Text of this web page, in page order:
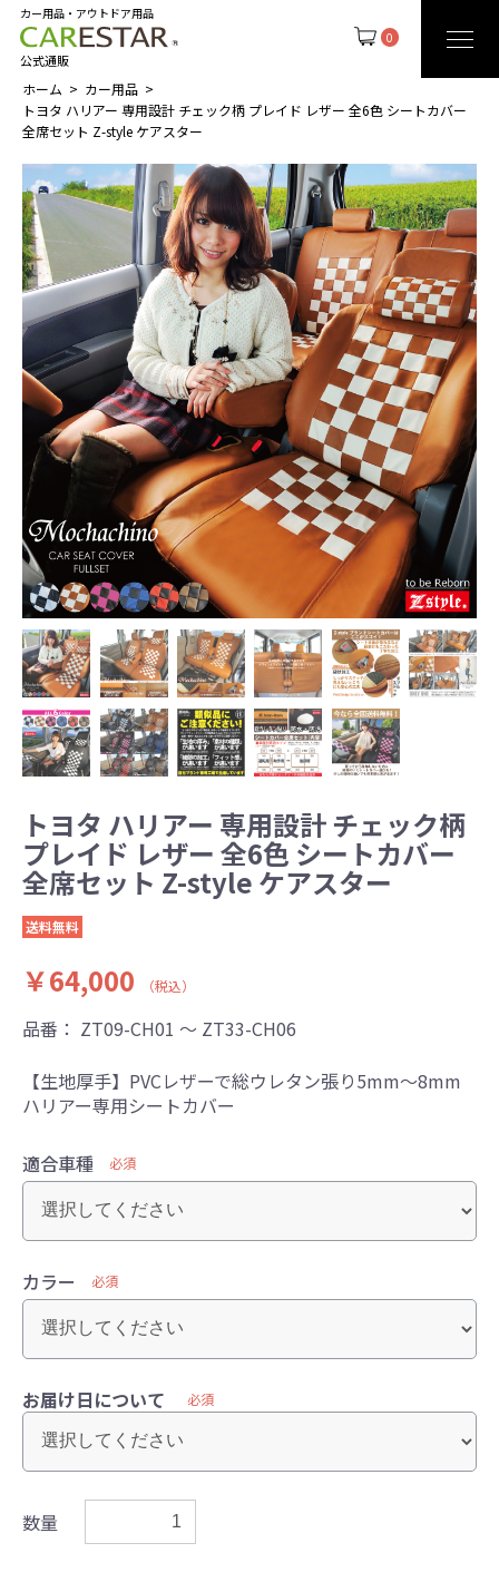
0
カー用品・アウトドア用品
公式通販
ホーム
カー用品
トヨタ ハリアー 専用設計 チェック柄 プレイド レザー 全6色 シートカバー
全席セット Z-style ケアスター
トヨタ ハリアー 専用設計 チェック柄
プレイド レザー 全6色 シートカバー
全席セット Z-style ケアスター
送料無料
￥64,000 （税込）
品番： ZT09-CH01 ～ ZT33-CH06
【生地厚手】PVCレザーで総ウレタン張り5mm～8mm
ハリアー専用シートカバー
適合車種 必須
カラー 必須
お届け日について 必須
数量